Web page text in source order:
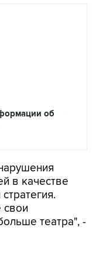
об
свои
театра", -
недели то